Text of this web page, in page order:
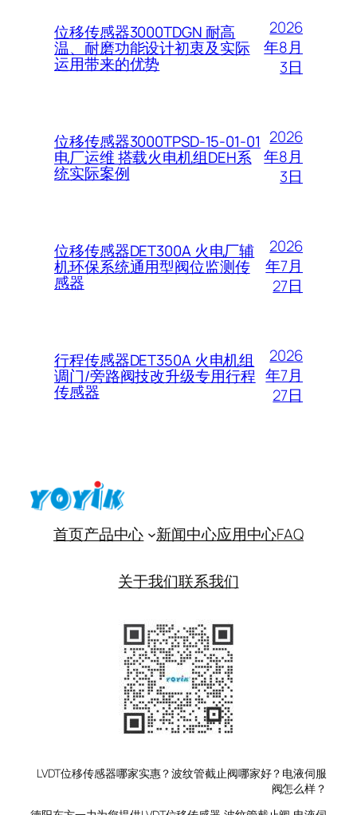
位移传感器3000TDGN 耐高
温、耐磨功能设计初衷及实际
运用带来的优势
2026
年8月
3日
位移传感器3000TPSD-15-01-01
电厂运维 搭载火电机组DEH系
统实际案例
2026
年8月
3日
位移传感器DET300A 火电厂辅
机环保系统通用型阀位监测传
感器
2026
年7月
27日
行程传感器DET350A 火电机组
调门/旁路阀技改升级专用行程
传感器
2026
年7月
27日
首页产品中心 新闻中心应用中心FAQ
关于我们联系我们
LVDT位移传感器哪家实惠？波纹管截止阀哪家好？电液伺服
阀怎么样？